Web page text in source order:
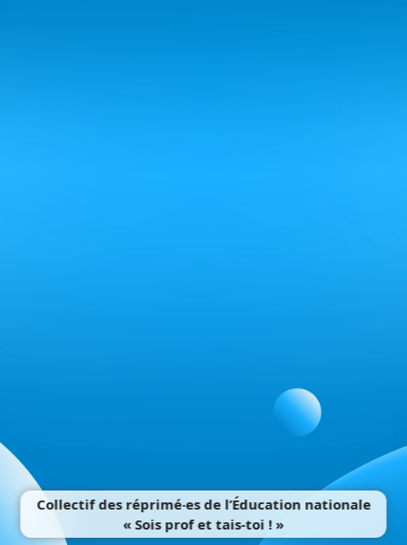
Collectif des réprimé‧es de l’Éducation nationale
« Sois prof et tais-toi ! »